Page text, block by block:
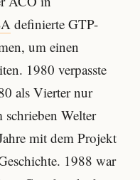
definierte GTP-
um einen
1980 verpasste
als Vierter nur
Welter
mit dem Projekt
1988 war